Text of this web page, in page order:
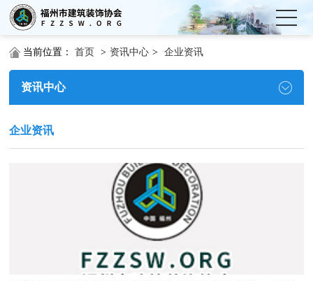
当前位置：首页 > 资讯中心 > 企业资讯
资讯中心
企业资讯